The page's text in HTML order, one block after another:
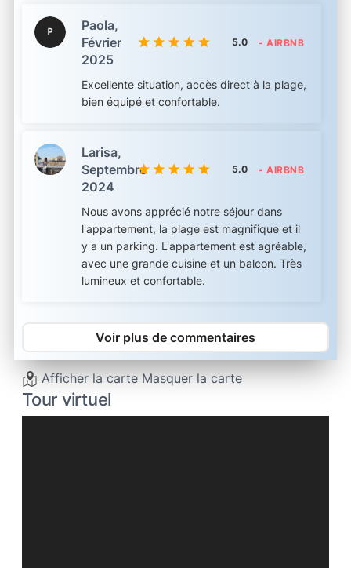
Paola,
Février
2025
5.0 - AIRBNB
Excellente situation, accès direct à la plage,
bien équipé et confortable.
Larisa,
Septembre
2024
5.0 - AIRBNB
Nous avons apprécié notre séjour dans
l'appartement, la plage est magnifique et il
y a un parking. L'appartement est agréable,
avec une grande cuisine et un balcon. Très
lumineux et confortable.
Voir plus de commentaires
Afficher la carte Masquer la carte
Tour virtuel